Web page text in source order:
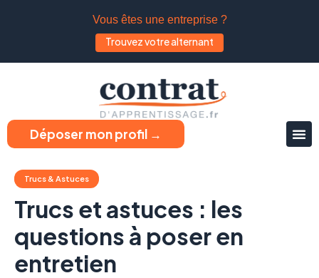
Vous êtes une entreprise ?
Trouvez votre alternant
Déposer mon profil →
Trucs & Astuces
Trucs et astuces : les
questions à poser en
entretien